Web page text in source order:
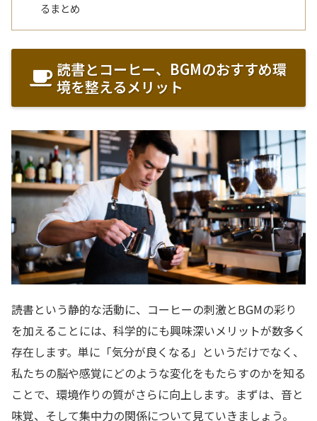
るまとめ
読書とコーヒー、BGMのおすすめ環
境を整えるメリット
読書という静的な活動に、コーヒーの刺激とBGMの彩り
を加えることには、科学的にも興味深いメリットが数多く
存在します。単に「気分が良くなる」というだけでなく、
私たちの脳や感覚にどのような変化をもたらすのかを知る
ことで、環境作りの質がさらに向上します。まずは、音と
味覚、そして集中力の関係について見ていきましょう。